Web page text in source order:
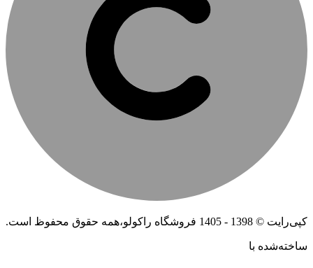
کپی‌رایت © 1398 - 1405 فروشگاه راکولو،همه حقوق محفوظ است.
ساخته‌شده ‌با